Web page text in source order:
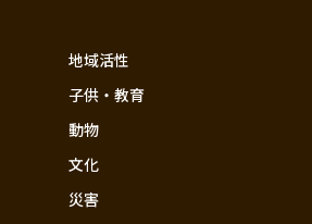
近畿
地域活性
子供・教育
動物
文化
災害